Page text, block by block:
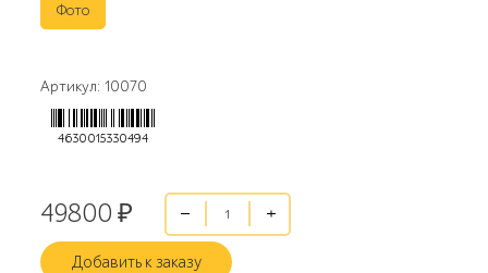
Фото
Артикул: 10070
4630015330494
49800 ₽
Добавить к заказу